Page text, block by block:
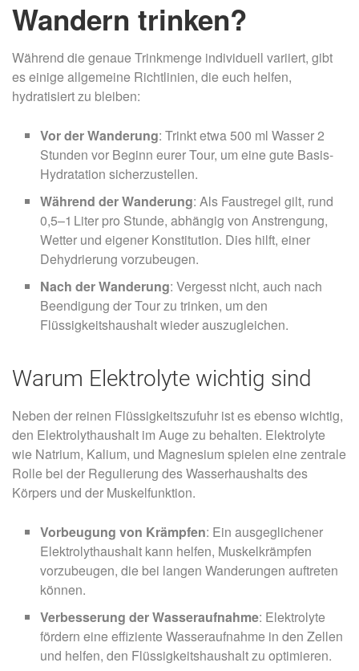
Wandern trinken?
Während die genaue Trinkmenge individuell variiert, gibt
es einige allgemeine Richtlinien, die euch helfen,
hydratisiert zu bleiben:
Vor der Wanderung: Trinkt etwa 500 ml Wasser 2
Stunden vor Beginn eurer Tour, um eine gute Basis-
Hydratation sicherzustellen.
Während der Wanderung: Als Faustregel gilt, rund
0,5–1 Liter pro Stunde, abhängig von Anstrengung,
Wetter und eigener Konstitution. Dies hilft, einer
Dehydrierung vorzubeugen.
Nach der Wanderung: Vergesst nicht, auch nach
Beendigung der Tour zu trinken, um den
Flüssigkeitshaushalt wieder auszugleichen.
Warum Elektrolyte wichtig sind
Neben der reinen Flüssigkeitszufuhr ist es ebenso wichtig,
den Elektrolythaushalt im Auge zu behalten. Elektrolyte
wie Natrium, Kalium, und Magnesium spielen eine zentrale
Rolle bei der Regulierung des Wasserhaushalts des
Körpers und der Muskelfunktion.
Vorbeugung von Krämpfen: Ein ausgeglichener
Elektrolythaushalt kann helfen, Muskelkrämpfen
vorzubeugen, die bei langen Wanderungen auftreten
können.
Verbesserung der Wasseraufnahme: Elektrolyte
fördern eine effiziente Wasseraufnahme in den Zellen
und helfen, den Flüssigkeitshaushalt zu optimieren.